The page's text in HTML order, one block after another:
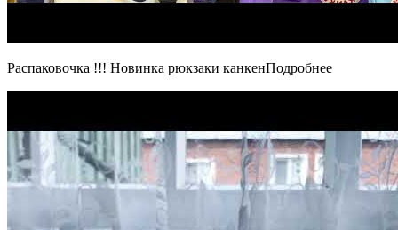
Распаковочка !!! Новинка рюкзаки канкенПодробнее